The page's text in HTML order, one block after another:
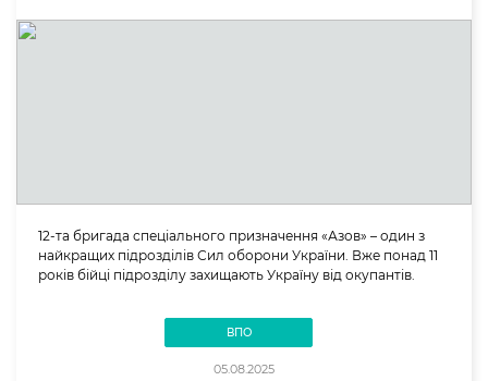
12-та бригада спеціального призначення «Азов» – один з
найкращих підрозділів Сил оборони України. Вже понад 11
років бійці підрозділу захищають Україну від окупантів.
ВПО
05.08.2025